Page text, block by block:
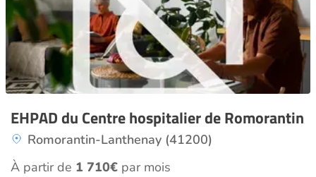
EHPAD du Centre hospitalier de Romorantin
Romorantin-Lanthenay (41200)
À partir de 1 710€ par mois